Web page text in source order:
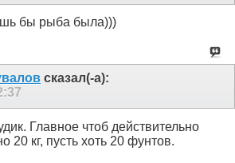
бы рыба была)))
сказал(-а):
Главное чтоб действительно
20 кг, пусть хоть 20 фунтов.